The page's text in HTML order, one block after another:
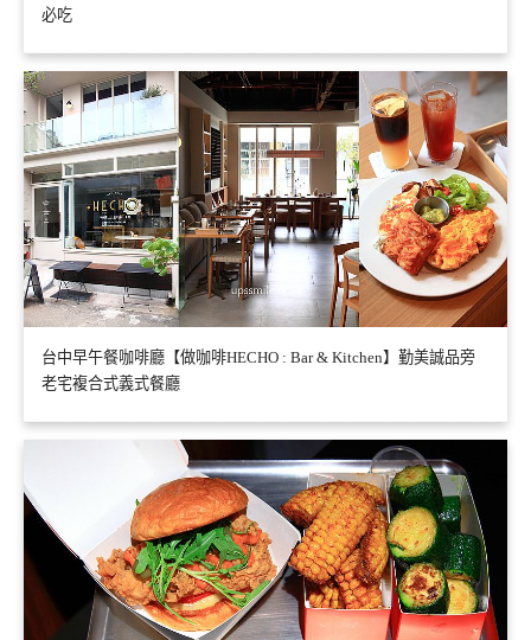
必吃
台中早午餐咖啡廳【做咖啡HECHO : Bar & Kitchen】勤美誠品旁
老宅複合式義式餐廳